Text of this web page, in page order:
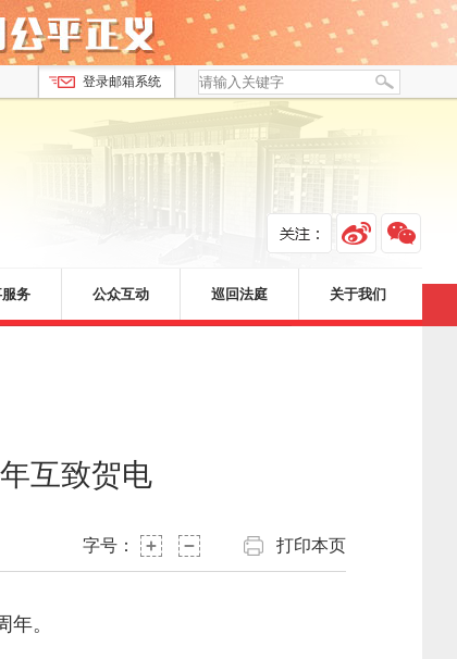
登录邮箱系统
务 公众互动 巡回法庭 关于我们
互致贺电
字号： 打印本页
。